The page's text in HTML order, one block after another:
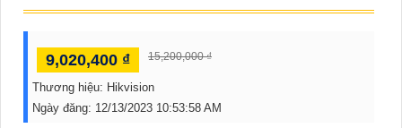
9,020,400 ₫ 15,200,000 ₫
Thương hiệu: Hikvision
Ngày đăng: 12/13/2023 10:53:58 AM